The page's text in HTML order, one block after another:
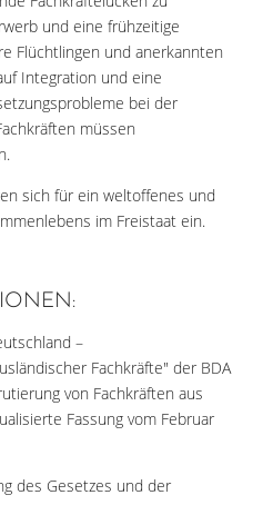
und eine frühzeitige
Flüchtlingen und anerkannten
Integration und eine
bei der
müssen
sich für ein weltoffenes und
im Freistaat ein.
–
Fachkräfte" der BDA
von Fachkräften aus
Fassung vom Februar
des Gesetzes und der